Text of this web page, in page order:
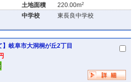
土地面積
220.00m2
中学校 東長良中学校
】岐阜市大洞桐が丘2丁目